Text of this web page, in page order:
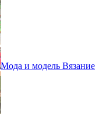
Мода и модель Вязание